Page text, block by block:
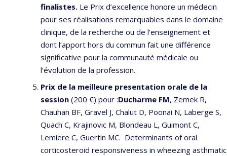
finalistes. Le Prix d’excellence honore un médecin
pour ses réalisations remarquables dans le domaine
clinique, de la recherche ou de l’enseignement et
dont l’apport hors du commun fait une différence
significative pour la communauté médicale ou
l’évolution de la profession.
Prix de la meilleure presentation orale de la
session (200 €) pour :Ducharme FM, Zemek R,
Chauhan BF, Gravel J, Chalut D, Poonai N, Laberge S,
Quach C, Krajinovic M, Blondeau L, Guimont C,
Lemiere C, Guertin MC. Determinants of oral
corticosteroid responsiveness in wheezing asthmatic